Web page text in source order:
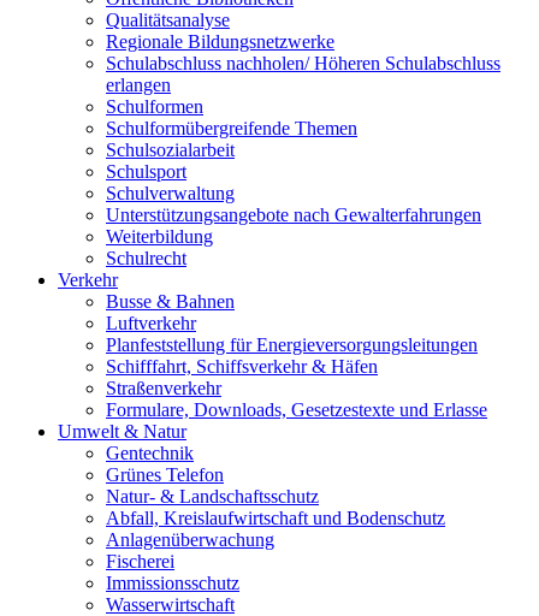
Qualitätsanalyse
Regionale Bildungsnetzwerke
Schulabschluss nachholen/ Höheren Schulabschluss
erlangen
Schulformen
Schulformübergreifende Themen
Schulsozialarbeit
Schulsport
Schulverwaltung
Unterstützungsangebote nach Gewalterfahrungen
Weiterbildung
Schulrecht
Verkehr
Busse & Bahnen
Luftverkehr
Planfeststellung für Energieversorgungsleitungen
Schifffahrt, Schiffsverkehr & Häfen
Straßenverkehr
Formulare, Downloads, Gesetzestexte und Erlasse
Umwelt & Natur
Gentechnik
Grünes Telefon
Natur- & Landschaftsschutz
Abfall, Kreislaufwirtschaft und Bodenschutz
Anlagenüberwachung
Fischerei
Immissionsschutz
Wasserwirtschaft